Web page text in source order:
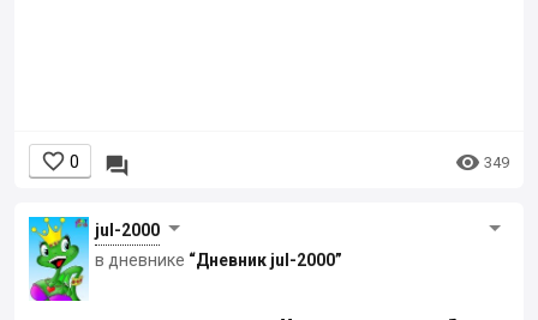
 0   349
jul-2000
в дневнике “Дневник jul-2000”